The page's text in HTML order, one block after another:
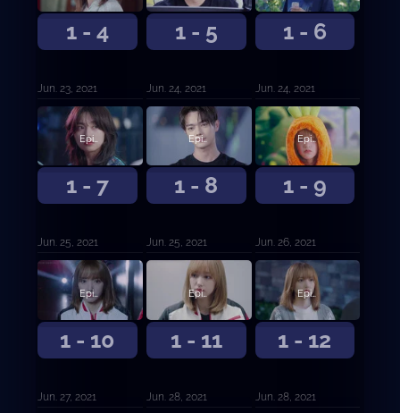
1 - 4
Jun. 23, 2021
1 - 5
Jun. 24, 2021
1 - 6
Jun. 24, 2021
1 - 7
Episodio 7
Jun. 25, 2021
1 - 8
Episodio 8
Jun. 25, 2021
1 - 9
Episodio 9
Jun. 26, 2021
1 - 10
Episodio 10
Jun. 27, 2021
1 - 11
Episodio 11
Jun. 28, 2021
1 - 12
Episodio 12
Jun. 28, 2021